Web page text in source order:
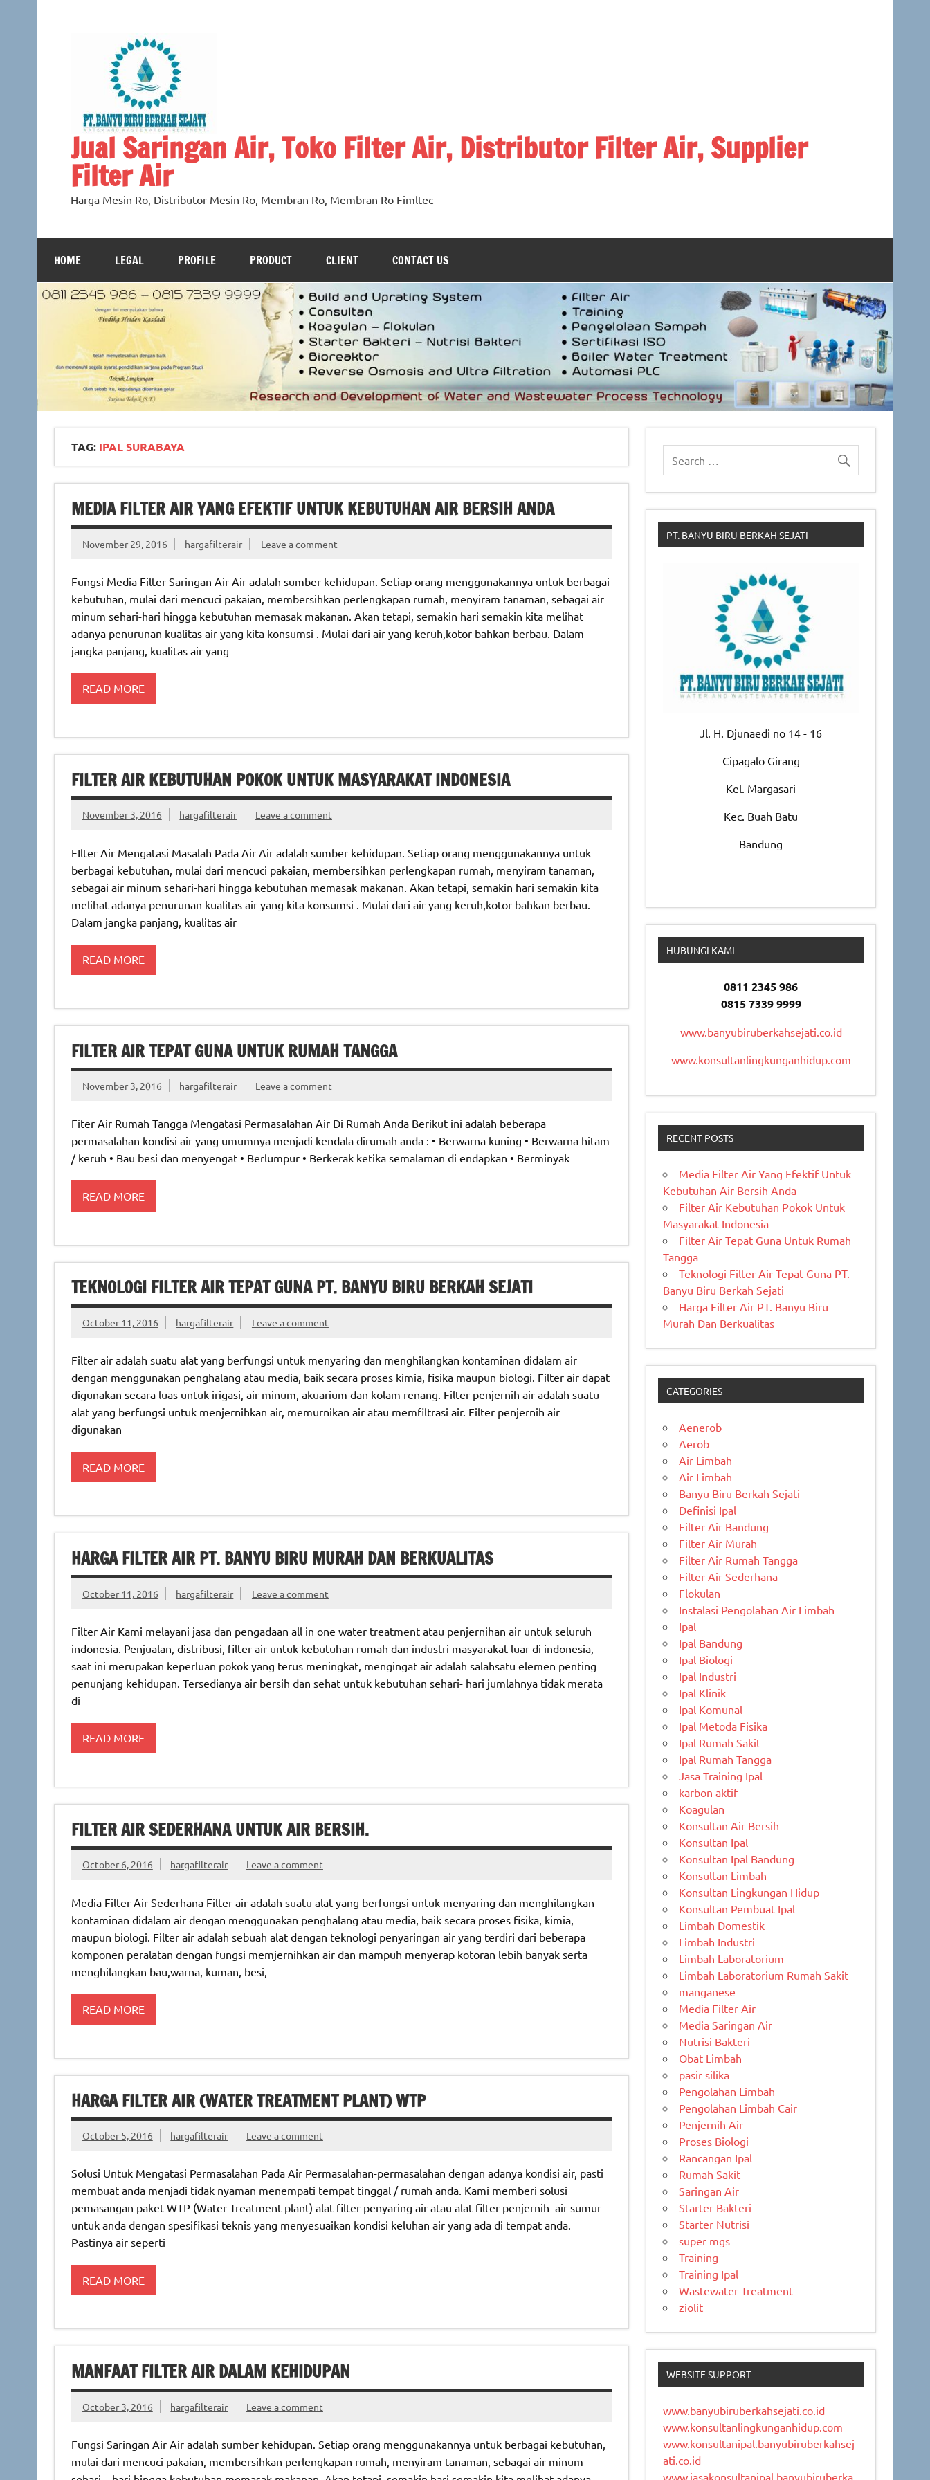
Jual Saringan Air, Toko Filter Air, Distributor Filter Air, Supplier
Filter Air
Harga Mesin Ro, Distributor Mesin Ro, Membran Ro, Membran Ro Fimltec
HOME LEGAL PROFILE PRODUCT CLIENT CONTACT US
TAG: IPAL SURABAYA
MEDIA FILTER AIR YANG EFEKTIF UNTUK KEBUTUHAN AIR BERSIH ANDA
November 29, 2016 hargafilterair Leave a comment
Fungsi Media Filter Saringan Air Air adalah sumber kehidupan. Setiap orang menggunakannya untuk berbagai
kebutuhan, mulai dari mencuci pakaian, membersihkan perlengkapan rumah, menyiram tanaman, sebagai air
minum sehari-hari hingga kebutuhan memasak makanan. Akan tetapi, semakin hari semakin kita melihat
adanya penurunan kualitas air yang kita konsumsi . Mulai dari air yang keruh,kotor bahkan berbau. Dalam
jangka panjang, kualitas air yang
READ MORE
FILTER AIR KEBUTUHAN POKOK UNTUK MASYARAKAT INDONESIA
November 3, 2016 hargafilterair Leave a comment
FIlter Air Mengatasi Masalah Pada Air Air adalah sumber kehidupan. Setiap orang menggunakannya untuk
berbagai kebutuhan, mulai dari mencuci pakaian, membersihkan perlengkapan rumah, menyiram tanaman,
sebagai air minum sehari-hari hingga kebutuhan memasak makanan. Akan tetapi, semakin hari semakin kita
melihat adanya penurunan kualitas air yang kita konsumsi . Mulai dari air yang keruh,kotor bahkan berbau.
Dalam jangka panjang, kualitas air
READ MORE
FILTER AIR TEPAT GUNA UNTUK RUMAH TANGGA
November 3, 2016 hargafilterair Leave a comment
Fiter Air Rumah Tangga Mengatasi Permasalahan Air Di Rumah Anda Berikut ini adalah beberapa
permasalahan kondisi air yang umumnya menjadi kendala dirumah anda : • Berwarna kuning • Berwarna hitam
/ keruh • Bau besi dan menyengat • Berlumpur • Berkerak ketika semalaman di endapkan • Berminyak
READ MORE
TEKNOLOGI FILTER AIR TEPAT GUNA PT. BANYU BIRU BERKAH SEJATI
October 11, 2016 hargafilterair Leave a comment
Filter air adalah suatu alat yang berfungsi untuk menyaring dan menghilangkan kontaminan didalam air
dengan menggunakan penghalang atau media, baik secara proses kimia, fisika maupun biologi. Filter air dapat
digunakan secara luas untuk irigasi, air minum, akuarium dan kolam renang. Filter penjernih air adalah suatu
alat yang berfungsi untuk menjernihkan air, memurnikan air atau memfiltrasi air. Filter penjernih air
digunakan
READ MORE
HARGA FILTER AIR PT. BANYU BIRU MURAH DAN BERKUALITAS
October 11, 2016 hargafilterair Leave a comment
Filter Air Kami melayani jasa dan pengadaan all in one water treatment atau penjernihan air untuk seluruh
indonesia. Penjualan, distribusi, filter air untuk kebutuhan rumah dan industri masyarakat luar di indonesia,
saat ini merupakan keperluan pokok yang terus meningkat, mengingat air adalah salahsatu elemen penting
penunjang kehidupan. Tersedianya air bersih dan sehat untuk kebutuhan sehari- hari jumlahnya tidak merata
di
READ MORE
FILTER AIR SEDERHANA UNTUK AIR BERSIH.
October 6, 2016 hargafilterair Leave a comment
Media Filter Air Sederhana Filter air adalah suatu alat yang berfungsi untuk menyaring dan menghilangkan
kontaminan didalam air dengan menggunakan penghalang atau media, baik secara proses fisika, kimia,
maupun biologi. Filter air adalah sebuah alat dengan teknologi penyaringan air yang terdiri dari beberapa
komponen peralatan dengan fungsi memjernihkan air dan mampuh menyerap kotoran lebih banyak serta
menghilangkan bau,warna, kuman, besi,
READ MORE
HARGA FILTER AIR (WATER TREATMENT PLANT) WTP
October 5, 2016 hargafilterair Leave a comment
Solusi Untuk Mengatasi Permasalahan Pada Air Permasalahan-permasalahan dengan adanya kondisi air, pasti
membuat anda menjadi tidak nyaman menempati tempat tinggal / rumah anda. Kami memberi solusi
pemasangan paket WTP (Water Treatment plant) alat filter penyaring air atau alat filter penjernih air sumur
untuk anda dengan spesifikasi teknis yang menyesuaikan kondisi keluhan air yang ada di tempat anda.
Pastinya air seperti
READ MORE
MANFAAT FILTER AIR DALAM KEHIDUPAN
October 3, 2016 hargafilterair Leave a comment
Fungsi Saringan Air Air adalah sumber kehidupan. Setiap orang menggunakannya untuk berbagai kebutuhan,
mulai dari mencuci pakaian, membersihkan perlengkapan rumah, menyiram tanaman, sebagai air minum
PT. BANYU BIRU BERKAH SEJATI
Jl. H. Djunaedi no 14 - 16
Cipagalo Girang
Kel. Margasari
Kec. Buah Batu
Bandung
HUBUNGI KAMI
0811 2345 986
0815 7339 9999
www.banyubiruberkahsejati.co.id
www.konsultanlingkunganhidup.com
RECENT POSTS
Media Filter Air Yang Efektif Untuk
Kebutuhan Air Bersih Anda
Filter Air Kebutuhan Pokok Untuk
Masyarakat Indonesia
Filter Air Tepat Guna Untuk Rumah
Tangga
Teknologi Filter Air Tepat Guna PT.
Banyu Biru Berkah Sejati
Harga Filter Air PT. Banyu Biru
Murah Dan Berkualitas
CATEGORIES
Aenerob
Aerob
Air Limbah
Air Limbah
Banyu Biru Berkah Sejati
Definisi Ipal
Filter Air Bandung
Filter Air Murah
Filter Air Rumah Tangga
Filter Air Sederhana
Flokulan
Instalasi Pengolahan Air Limbah
Ipal
Ipal Bandung
Ipal Biologi
Ipal Industri
Ipal Klinik
Ipal Komunal
Ipal Metoda Fisika
Ipal Rumah Sakit
Ipal Rumah Tangga
Jasa Training Ipal
karbon aktif
Koagulan
Konsultan Air Bersih
Konsultan Ipal
Konsultan Ipal Bandung
Konsultan Limbah
Konsultan Lingkungan Hidup
Konsultan Pembuat Ipal
Limbah Domestik
Limbah Industri
Limbah Laboratorium
Limbah Laboratorium Rumah Sakit
manganese
Media Filter Air
Media Saringan Air
Nutrisi Bakteri
Obat Limbah
pasir silika
Pengolahan Limbah
Pengolahan Limbah Cair
Penjernih Air
Proses Biologi
Rancangan Ipal
Rumah Sakit
Saringan Air
Starter Bakteri
Starter Nutrisi
super mgs
Training
Training Ipal
Wastewater Treatment
ziolit
WEBSITE SUPPORT
www.banyubiruberkahsejati.co.id
www.konsultanlingkunganhidup.com
www.konsultanipal.banyubiruberkahsej
ati.co.id
www.jasakonsultanipal.banyubiruberka